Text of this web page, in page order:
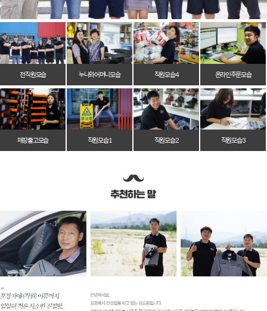
전 직원 모습 누나와 어머니 모습 직원 모습 4 온라인 주문 모습
매장 출고 모습 직원 모습 1 직원 모습 2 직원 모습 3